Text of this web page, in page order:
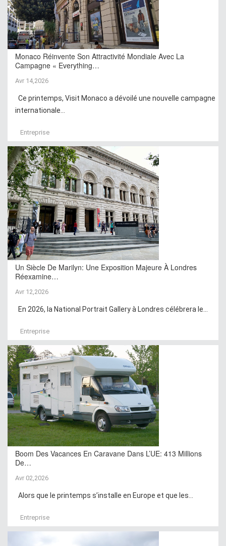
Monaco Réinvente Son Attractivité Mondiale Avec La
Campagne « Everything…
Avr 14,2026
Ce printemps, Visit Monaco a dévoilé une nouvelle campagne
internationale...
Entreprise
Un Siècle De Marilyn: Une Exposition Majeure À Londres
Réexamine…
Avr 12,2026
En 2026, la National Portrait Gallery à Londres célébrera le...
Entreprise
Boom Des Vacances En Caravane Dans L’UE: 413 Millions
De…
Avr 02,2026
Alors que le printemps s’installe en Europe et que les...
Entreprise